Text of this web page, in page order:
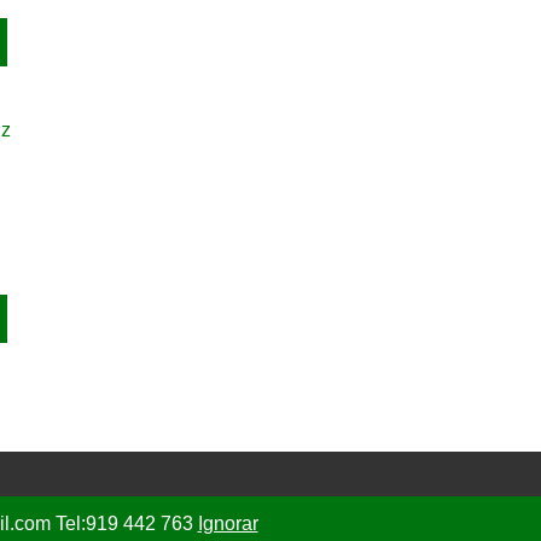
Tel:919 442 763 Ignorar
e Condições|Livro de Reclamações